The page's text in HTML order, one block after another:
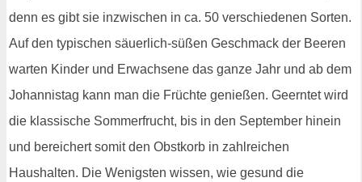
denn es gibt sie inzwischen in ca. 50 verschiedenen Sorten.
Auf den typischen säuerlich-süßen Geschmack der Beeren
warten Kinder und Erwachsene das ganze Jahr und ab dem
Johannistag kann man die Früchte genießen. Geerntet wird
die klassische Sommerfrucht, bis in den September hinein
und bereichert somit den Obstkorb in zahlreichen
Haushalten. Die Wenigsten wissen, wie gesund die